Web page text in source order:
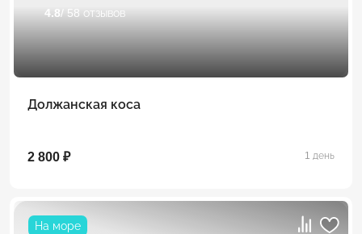
4.8/ 58 отзывов
Должанская коса
2 800 ₽ 1 день
На море